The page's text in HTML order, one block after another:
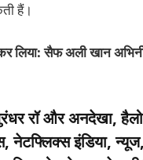
हैं।
लिया: सैफ अली खान
रॉ और अनदेखा,
नेटफ्लिक्स इंडिया,